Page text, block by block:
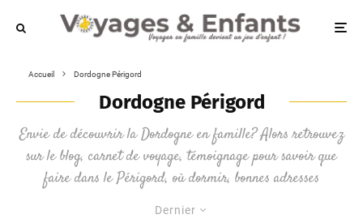
Accueil Dordogne Périgord
Dordogne Périgord
Envie de découvrir la Dordogne en famille? Alors retrouvez
sur le blog, carnet de voyage, témoignage pour savoir que
faire dans le Périgord, où dormir, bonnes adresses
Dernier